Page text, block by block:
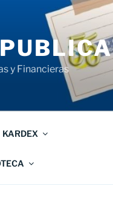
y Financieras
KARDEX